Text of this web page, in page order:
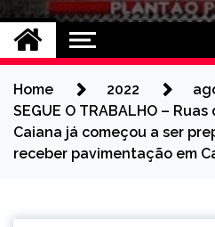
Home 2022
SEGUE O TRABALHO –
Caiana já começou a ser
receber pavimentação em